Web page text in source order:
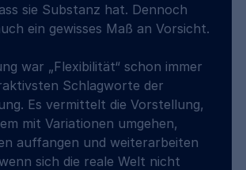
sie Substanz hat. Dennoch
ein gewisses Maß an Vorsicht.
war „Flexibilität“ schon immer
Schlagworte der
Es vermittelt die Vorstellung,
mit Variationen umgehen,
auffangen und weiterarbeiten
sich die reale Welt nicht